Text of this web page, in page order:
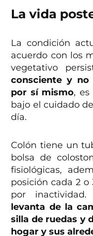
La vida
La condición
acuerdo con los
vegetativo
consciente y no
por sí mismo, es
bajo el cuidado
día.
Colón tiene un
bolsa de
fisiológicas,
posición cada 2 o
por inactividad.
levanta de la
silla de ruedas y
hogar y sus